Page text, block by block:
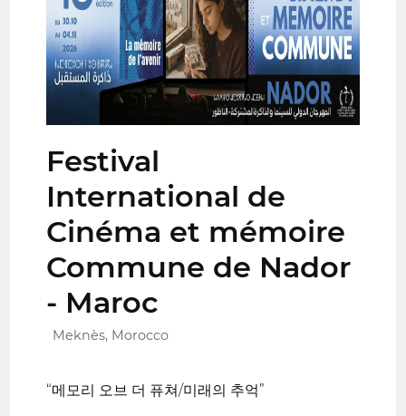
Festival
International de
Cinéma et mémoire
Commune de Nador
- Maroc
Meknès, Morocco
“메모리 오브 더 퓨쳐/미래의 추억”